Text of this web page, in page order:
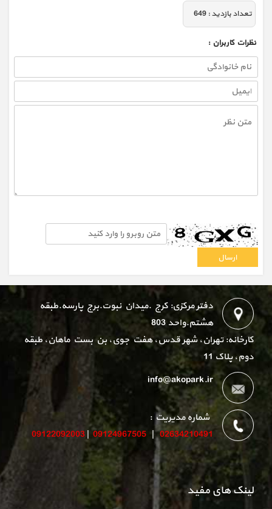
تعداد بازديد :649
نظرات كاربران :
دفتر مرکزی: کرج .میدان نبوت.برج پارسه.طبقه
هشتم.واحد 803
کارخانه: تهران، شهر قدس، هفت جوی، بن بست ماهان، طبقه
دوم، پلاک 11
info@akopark.ir
شماره مدیریت :
02634210491
|
09124967505
|
09122092003
لینک های مفید